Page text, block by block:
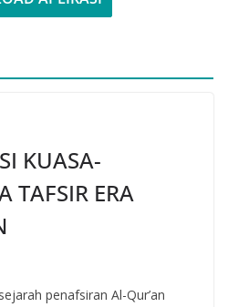
KUASA-
TAFSIR ERA
penafsiran Al-Qur’an